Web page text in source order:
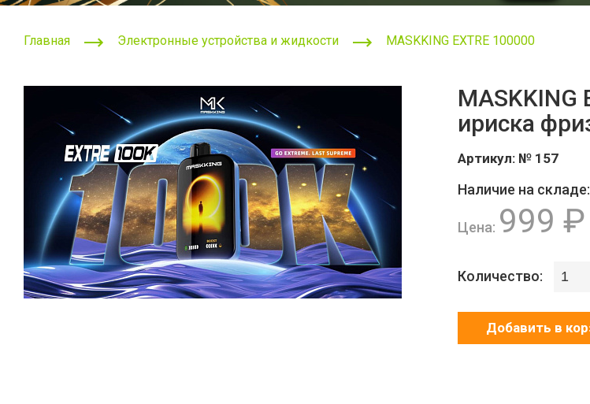
Главная Электронные устройства и жидкости MASKKING EXTRE 100000
MASKKING
ириска
Артикул: № 157
Наличие на складе:
Цена: 999 ₽
Количество:
Добавить в